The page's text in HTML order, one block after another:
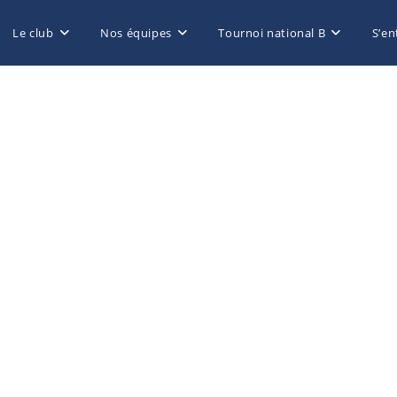
Le club Nos équipes Tournoi national B